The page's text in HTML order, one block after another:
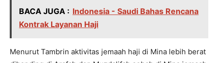
BACA JUGA : Indonesia - Saudi Bahas Rencana
Kontrak Layanan Haji
Menurut Tambrin aktivitas jemaah haji di Mina lebih berat